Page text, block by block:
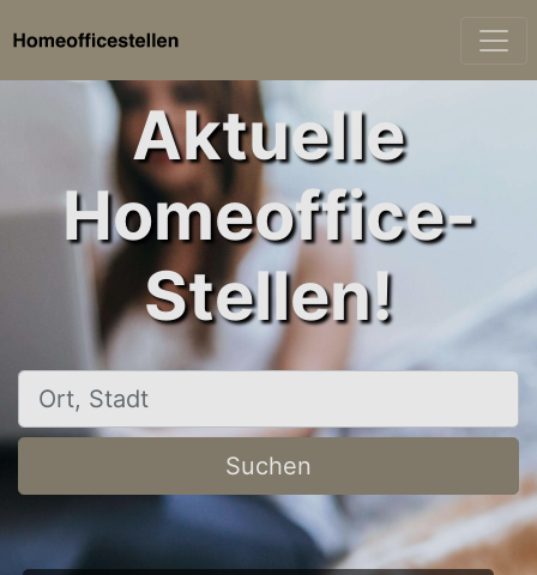
Aktuelle
Homeoffice-
Stellen!
Ort, Stadt
Suchen